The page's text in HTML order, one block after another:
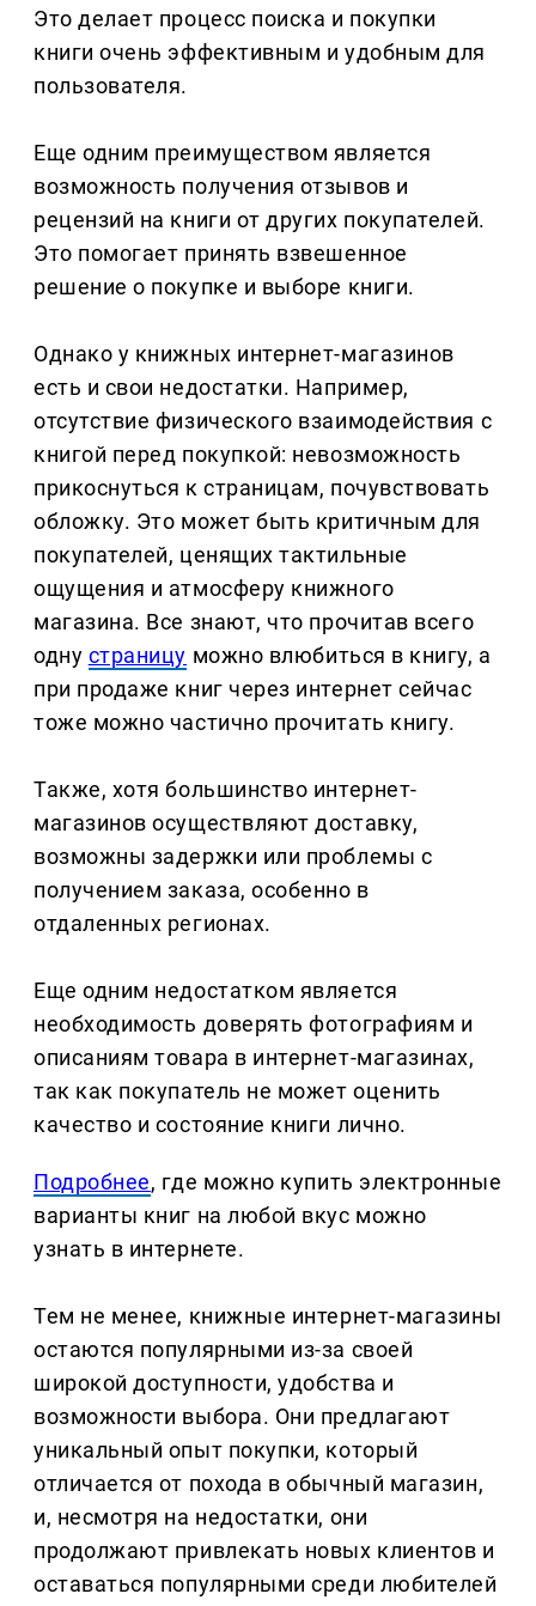
Это делает процесс поиска и покупки
книги очень эффективным и удобным для
пользователя.
Еще одним преимуществом является
возможность получения отзывов и
рецензий на книги от других покупателей.
Это помогает принять взвешенное
решение о покупке и выборе книги.
Однако у книжных интернет-магазинов
есть и свои недостатки. Например,
отсутствие физического взаимодействия с
книгой перед покупкой: невозможность
прикоснуться к страницам, почувствовать
обложку. Это может быть критичным для
покупателей, ценящих тактильные
ощущения и атмосферу книжного
магазина. Все знают, что прочитав всего
одну страницу можно влюбиться в книгу, а
при продаже книг через интернет сейчас
тоже можно частично прочитать книгу.
Также, хотя большинство интернет-
магазинов осуществляют доставку,
возможны задержки или проблемы с
получением заказа, особенно в
отдаленных регионах.
Еще одним недостатком является
необходимость доверять фотографиям и
описаниям товара в интернет-магазинах,
так как покупатель не может оценить
качество и состояние книги лично.
Подробнее, где можно купить электронные
варианты книг на любой вкус можно
узнать в интернете.
Тем не менее, книжные интернет-магазины
остаются популярными из-за своей
широкой доступности, удобства и
возможности выбора. Они предлагают
уникальный опыт покупки, который
отличается от похода в обычный магазин,
и, несмотря на недостатки, они
продолжают привлекать новых клиентов и
оставаться популярными среди любителей